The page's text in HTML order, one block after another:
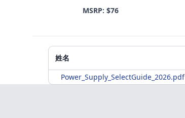
MSRP: $76
附加材料
姓名
Power_Supply_SelectGuide_2026.pdf